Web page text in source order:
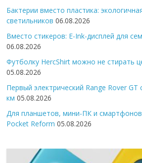
Бактерии вместо пластика:
светильников 06.08.2026
Вместо стикеров: E-Ink-дисплей для
06.08.2026
Футболку HercShirt можно не стирать
05.08.2026
Первый электрический Range Rover GT
км 05.08.2026
Для планшетов, мини-ПК и
Pocket Reform 05.08.2026